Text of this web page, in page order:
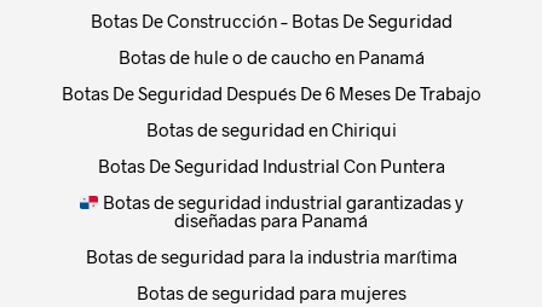
Botas De Construcción – Botas De Seguridad
Botas de hule o de caucho en Panamá
Botas De Seguridad Después De 6 Meses De Trabajo
Botas de seguridad en Chiriqui
Botas De Seguridad Industrial Con Puntera
Botas de seguridad industrial garantizadas y
diseñadas para Panamá
Botas de seguridad para la industria marítima
Botas de seguridad para mujeres